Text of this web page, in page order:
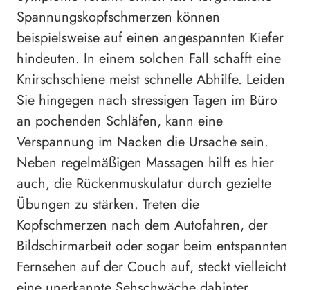
Spannungskopfschmerzen können
beispielsweise auf einen angespannten Kiefer
hindeuten. In einem solchen Fall schafft eine
Knirschschiene meist schnelle Abhilfe. Leiden
Sie hingegen nach stressigen Tagen im Büro
an pochenden Schläfen, kann eine
Verspannung im Nacken die Ursache sein.
Neben regelmäßigen Massagen hilft es hier
auch, die Rückenmuskulatur durch gezielte
Übungen zu stärken. Treten die
Kopfschmerzen nach dem Autofahren, der
Bildschirmarbeit oder sogar beim entspannten
Fernsehen auf der Couch auf, steckt vielleicht